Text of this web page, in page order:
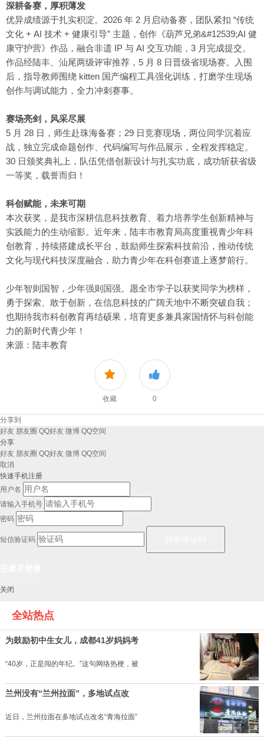
深耕备赛，厚积薄发
优异成绩源于扎实积淀。2026 年 2 月启动备赛，团队紧扣 “传统
文化 + AI 技术 + 健康引导” 主题，创作《葫芦兄弟&#12539;AI 健
康守护营》作品，融合非遗 IP 与 AI 交互功能，3 月完成提交。
作品经陆丰、汕尾两级评审推荐，5 月 8 日晋级省现场赛。入围
后，指导教师围绕 kitten 国产编程工具强化训练，打磨学生现场
创作与调试能力，全力冲刺赛事。
赛场亮剑，风采尽展
5 月 28 日，师生赴珠海备赛；29 日竞赛现场，两位同学沉着应
战，独立完成命题创作、代码编写与作品展示，全程发挥稳定。
30 日颁奖典礼上，队伍凭借创新设计与扎实功底，成功斩获省级
一等奖，载誉而归！
科创赋能，未来可期
本次获奖，是我市深耕信息科技教育、着力培养学生创新精神与
实践能力的生动缩影。近年来，陆丰市教育局高度重视青少年科
创教育，持续搭建成长平台，鼓励师生探索科技前沿，推动传统
文化与现代科技深度融合，助力青少年在科创赛道上逐梦前行。
少年智则国智，少年强则国强。愿全市学子以获奖同学为榜样，
勇于探索、敢于创新，在信息科技的广阔天地中不断突破自我；
也期待我市科创教育再结硕果，培育更多兼具家国情怀与科创能
力的新时代青少年！
来源：陆丰教育
收藏 0
分享到
好友 朋友圈 QQ好友 微博 QQ空间
分享
好友 朋友圈 QQ好友 微博 QQ空间
取消
快速手机注册
用户名
请输入手机号
密码
短信验证码
关闭
全站热点
为鼓励初中生女儿，成都41岁妈妈考
“40岁，正是闯的年纪。”这句网络热梗，被
兰州没有“兰州拉面”，多地试点改
近日，兰州拉面在多地试点改名“青海拉面”